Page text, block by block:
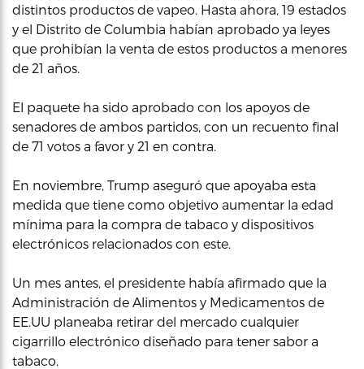
distintos productos de vapeo. Hasta ahora, 19 estados
y el Distrito de Columbia habían aprobado ya leyes
que prohibían la venta de estos productos a menores
de 21 años.
El paquete ha sido aprobado con los apoyos de
senadores de ambos partidos, con un recuento final
de 71 votos a favor y 21 en contra.
En noviembre, Trump aseguró que apoyaba esta
medida que tiene como objetivo aumentar la edad
mínima para la compra de tabaco y dispositivos
electrónicos relacionados con este.
Un mes antes, el presidente había afirmado que la
Administración de Alimentos y Medicamentos de
EE.UU planeaba retirar del mercado cualquier
cigarrillo electrónico diseñado para tener sabor a
tabaco.